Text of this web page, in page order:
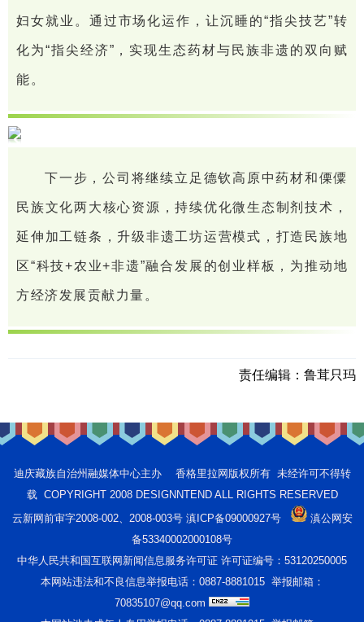
妇女就业。通过市场化运作，让沉睡的“指尖技艺”转
化为“指尖经济”，实现生态药材与民族非遗的双向赋
能。
下一步，公司将继续立足德钦高原中药材和傈僳
民族文化两大核心资源，持续优化微生态制剂技术，
延伸加工链条，升级非遗工坊运营模式，打造民族地
区“科技+农业+非遗”融合发展的创业样板，为推动地
方经济发展贡献力量。
责任编辑： 鲁茸只玛
迪庆藏族自治州融媒体中心主办 香格里拉网版权所有 未经许可不得转
载 COPYRIGHT 2008 DESIGNNTEND ALL RIGHTS RESERVED
云新网前审字2008-002、2008-003号 滇ICP备09000927号
滇公网安
备53340002000108号
中华人民共和国互联网新闻信息服务许可证 许可证编号：53120250005
本网站违法和不良信息举报电话：0887-8881015 举报邮箱：
70835107@qq.com